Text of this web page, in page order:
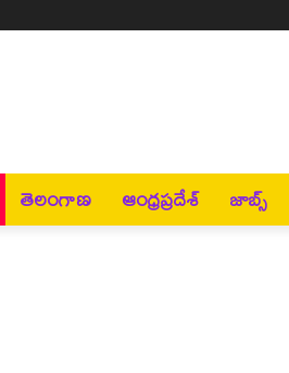
తెలంగాణ ఆంధ్రప్రదేశ్ జాబ్స్